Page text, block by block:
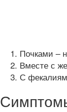
Почками –
Вместе с
С